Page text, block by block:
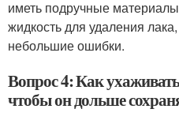
иметь подручные
жидкость для удаления
небольшие ошибки.
Вопрос 4: Как
чтобы он дольше